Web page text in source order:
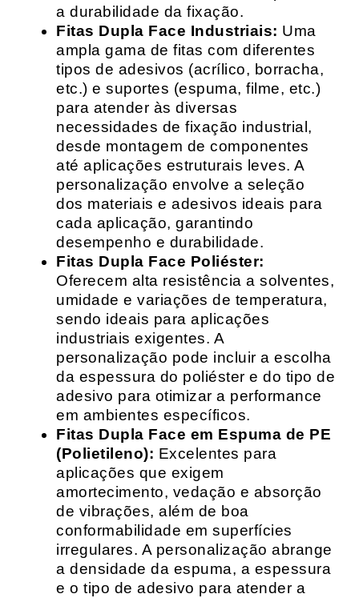
a durabilidade da fixação.
Fitas Dupla Face Industriais: Uma
ampla gama de fitas com diferentes
tipos de adesivos (acrílico, borracha,
etc.) e suportes (espuma, filme, etc.)
para atender às diversas
necessidades de fixação industrial,
desde montagem de componentes
até aplicações estruturais leves. A
personalização envolve a seleção
dos materiais e adesivos ideais para
cada aplicação, garantindo
desempenho e durabilidade.
Fitas Dupla Face Poliéster:
Oferecem alta resistência a solventes,
umidade e variações de temperatura,
sendo ideais para aplicações
industriais exigentes. A
personalização pode incluir a escolha
da espessura do poliéster e do tipo de
adesivo para otimizar a performance
em ambientes específicos.
Fitas Dupla Face em Espuma de PE
(Polietileno): Excelentes para
aplicações que exigem
amortecimento, vedação e absorção
de vibrações, além de boa
conformabilidade em superfícies
irregulares. A personalização abrange
a densidade da espuma, a espessura
e o tipo de adesivo para atender a